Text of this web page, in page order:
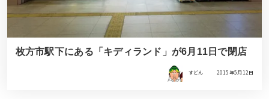
枚方市駅下にある「キディランド」が6月11日で閉店
すどん 2015年5月12日